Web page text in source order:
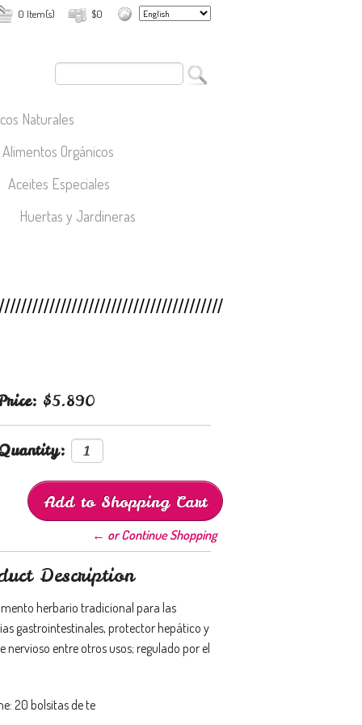
$0
0 Item(s)
Naturales
Alimentos Orgánicos
Aceites Especiales
Huertas y Jardineras
$5.890
← or Continue Shopping
Description
herbario tradicional para las
gastrointestinales, protector hepático y
nervioso entre otros usos; regulado por el
20 bolsitas de te